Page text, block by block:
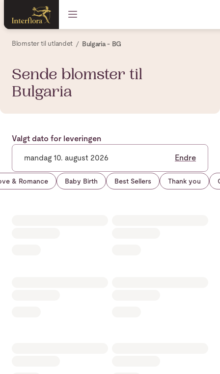
Blomster til utlandet Bulgaria - BG
Sende blomster til
Bulgaria
Valgt dato for leveringen
mandag 10. august 2026 Endre
& Romance Baby Birth Best Sellers Thank you